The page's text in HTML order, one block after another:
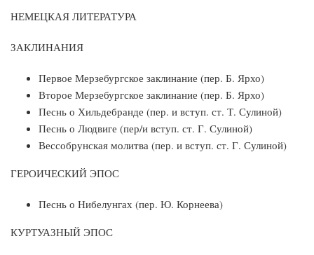
НЕМЕЦКАЯ ЛИТЕРАТУРА
ЗАКЛИНАНИЯ
Первое Мерзебургское заклинание (пер. Б. Ярхо)
Второе Мерзебургское заклинание (пер. Б. Ярхо)
Песнь о Хильдебранде (пер. и вступ. ст. Т. Сулиной)
Песнь о Людвиге (пер/и вступ. ст. Г. Сулиной)
Вессобрунская молитва (пер. и вступ. ст. Г. Сулиной)
ГЕРОИЧЕСКИЙ ЭПОС
Песнь о Нибелунгах (пер. Ю. Корнеева)
КУРТУАЗНЫЙ ЭПОС